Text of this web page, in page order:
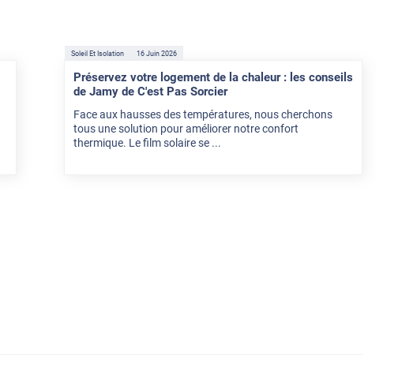
Soleil Et Isolation 16 Juin 2026
Préservez votre logement de la chaleur : les conseils
de Jamy de C'est Pas Sorcier
Face aux hausses des températures, nous cherchons
tous une solution pour améliorer notre confort
thermique. Le film solaire se ...